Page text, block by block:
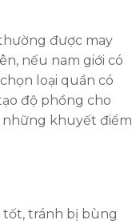
được may
nếu nam giới có
loại quần có
độ phồng cho
những khuyết điểm
tránh bị bùng